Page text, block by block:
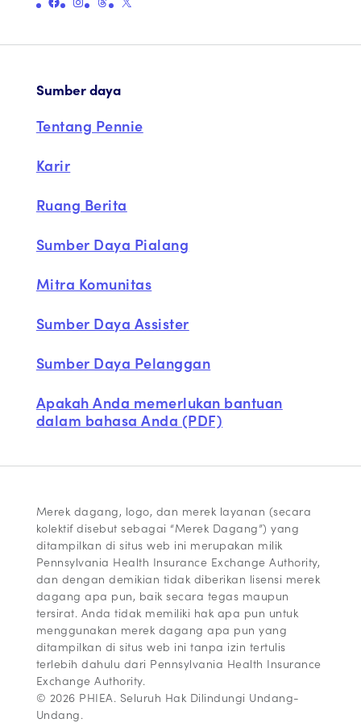
Sumber daya
Tentang Pennie
Karir
Ruang Berita
Sumber Daya Pialang
Mitra Komunitas
Sumber Daya Assister
Sumber Daya Pelanggan
Apakah Anda memerlukan bantuan
dalam bahasa Anda (PDF)
Merek dagang, logo, dan merek layanan (secara
kolektif disebut sebagai “Merek Dagang”) yang
ditampilkan di situs web ini merupakan milik
Pennsylvania Health Insurance Exchange Authority,
dan dengan demikian tidak diberikan lisensi merek
dagang apa pun, baik secara tegas maupun
tersirat. Anda tidak memiliki hak apa pun untuk
menggunakan merek dagang apa pun yang
ditampilkan di situs web ini tanpa izin tertulis
terlebih dahulu dari Pennsylvania Health Insurance
Exchange Authority.
© 2026 PHIEA. Seluruh Hak Dilindungi Undang-
Undang.